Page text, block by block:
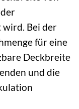
wird. Bei der
für eine
Deckbreite
und die